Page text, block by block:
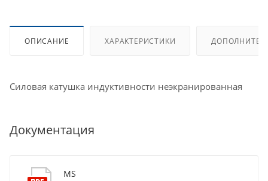
ОПИСАНИЕ ХАРАКТЕРИСТИКИ
Силовая катушка индуктивности неэкранированная
Документация
MS